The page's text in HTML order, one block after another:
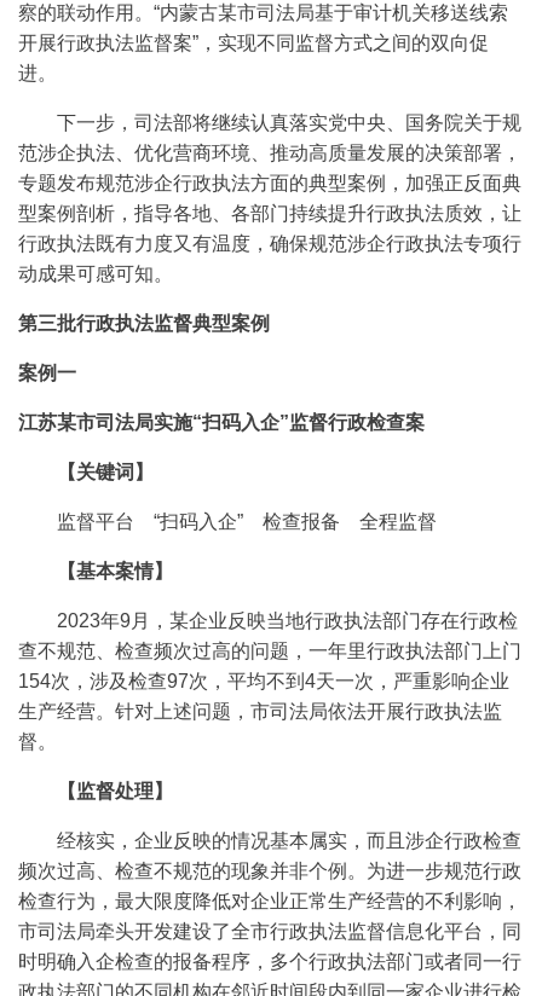
察的联动作用。“内蒙古某市司法局基于审计机关移送线索
开展行政执法监督案”，实现不同监督方式之间的双向促
进。
下一步，司法部将继续认真落实党中央、国务院关于规
范涉企执法、优化营商环境、推动高质量发展的决策部署，
专题发布规范涉企行政执法方面的典型案例，加强正反面典
型案例剖析，指导各地、各部门持续提升行政执法质效，让
行政执法既有力度又有温度，确保规范涉企行政执法专项行
动成果可感可知。
第三批行政执法监督典型案例
案例一
江苏某市司法局实施“扫码入企”监督行政检查案
【关键词】
监督平台 “扫码入企” 检查报备 全程监督
【基本案情】
2023年9月，某企业反映当地行政执法部门存在行政检
查不规范、检查频次过高的问题，一年里行政执法部门上门
154次，涉及检查97次，平均不到4天一次，严重影响企业
生产经营。针对上述问题，市司法局依法开展行政执法监
督。
【监督处理】
经核实，企业反映的情况基本属实，而且涉企行政检查
频次过高、检查不规范的现象并非个例。为进一步规范行政
检查行为，最大限度降低对企业正常生产经营的不利影响，
市司法局牵头开发建设了全市行政执法监督信息化平台，同
时明确入企检查的报备程序，多个行政执法部门或者同一行
政执法部门的不同机构在邻近时间段内到同一家企业进行检